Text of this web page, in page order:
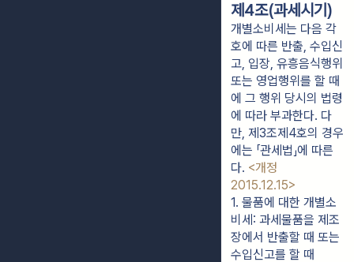
제4조(과세시기)
개별소비세는 다음 각
호에 따른 반출, 수입신
고, 입장, 유흥음식행위
또는 영업행위를 할 때
에 그 행위 당시의 법령
에 따라 부과한다. 다
만, 제3조제4호의 경우
에는 「관세법」에 따른
다. <개정
2015.12.15>
1. 물품에 대한 개별소
비세: 과세물품을 제조
장에서 반출할 때 또는
수입신고를 할 때